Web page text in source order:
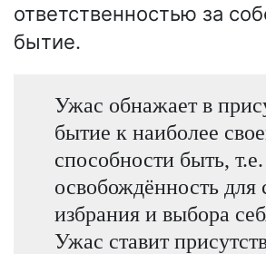
ответственностью за
бытие.
Ужас обнажает в
бытие к наиболее
способности быть, т.е.
освобождённость для
избрания и выбора
Ужас ставит